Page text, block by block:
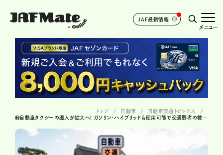
JAF最新情報
メニュー
トップ 自動車
自動車交通トピックス
軽自動車タクシーの導入が拡大へ! ガソリン・ハイブリッドも使用可能で交通弱者の救世主となるか!?